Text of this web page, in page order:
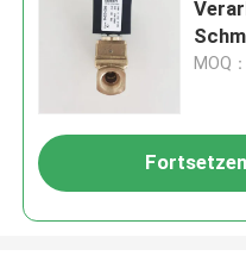
MOQ
Fortsetzen